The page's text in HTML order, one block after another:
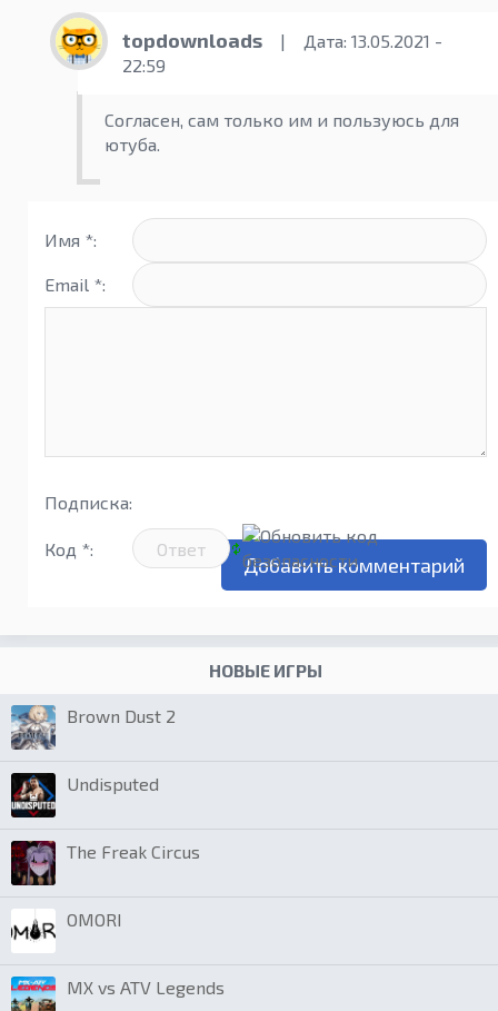
topdownloads |
Дата: 13.05.2021 -
22:59
Согласен, сам только им и пользуюсь для
ютуба.
Имя *:
Email *:
Подписка:
Код *:
НОВЫЕ ИГРЫ
Brown Dust 2
Undisputed
The Freak Circus
OMORI
MX vs ATV Legends